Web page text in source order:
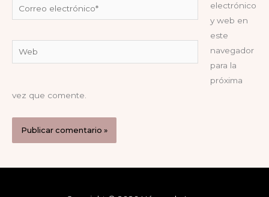
electrónico*
electrónico
y web en
este
navegador
para la
próxima
vez que comente.